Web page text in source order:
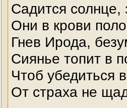
Садится солнце,
Они в крови
Гнев Ирода,
Сиянье топит в
Чтоб убедиться
От страха не